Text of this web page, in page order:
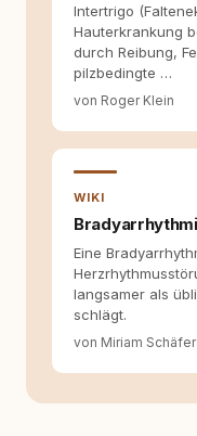
Fragen
Inhalte so
fundiert
hilfreich
allein
entstehen
Texten
Intertrigo
Hauterkrankung
durch Reibung,
pilzbedingte …
von Roger Klein
WIKI
Eine
langsamer als
schlägt.
von Miriam Schäfer